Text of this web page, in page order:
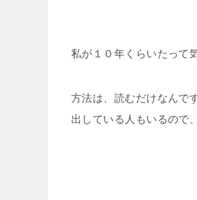
私が１０年くらいたって
方法は、読むだけなんで
出している人もいるので